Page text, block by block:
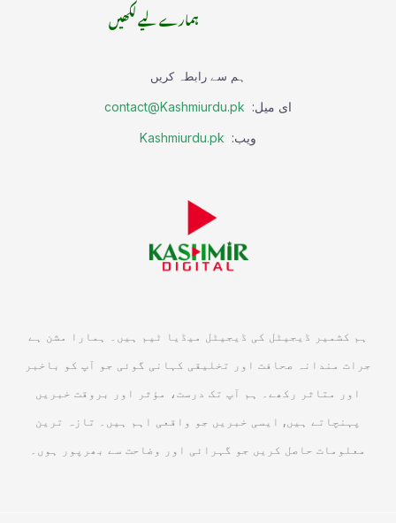
ہمارے لیے لکھیں
ہم سے رابطہ کریں
ای میل: contact@Kashmiurdu.pk
ویب: Kashmiurdu.pk
ہم کشمیر ڈیجیٹل کی ڈیجیٹل میڈیا ٹیم ہیں۔ ہمارا مشن ہے
جرات مندانہ صحافت اور تخلیقی کہانی گوئی جو آپ کو باخبر
اور متاثر رکھے۔ ہم آپ تک درست، مؤثر اور بروقت خبریں
پہنچاتے ہیں, ایسی خبریں جو واقعی اہم ہیں۔ تازہ ترین
معلومات حاصل کریں جو گہرائی اور وضاحت سے بھرپور ہوں۔